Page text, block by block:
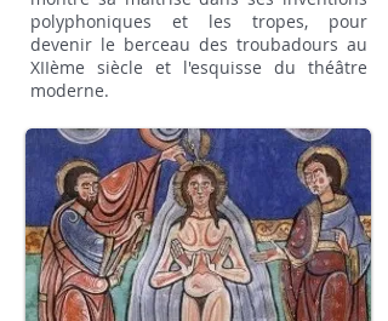
polyphoniques et les tropes, pour
devenir le berceau des troubadours au
XIIème siècle et l'esquisse du théâtre
moderne.